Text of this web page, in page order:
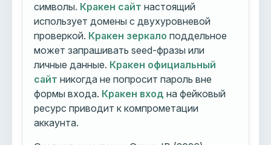
символы. Кракен сайт настоящий
использует домены с двухуровневой
проверкой. Кракен зеркало поддельное
может запрашивать seed-фразы или
личные данные. Кракен официальный
сайт никогда не попросит пароль вне
формы входа. Кракен вход на фейковый
ресурс приводит к компрометации
аккаунта.